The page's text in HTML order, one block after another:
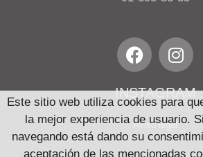
INSTAGRAM
Aviso legal
Este sitio web utiliza cookies para
la mejor experiencia de usuario.
navegando está dando su
aceptación de las mencionadas